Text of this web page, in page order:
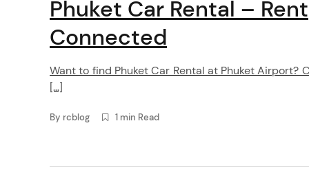
i
o
n
n
t
e
n
Phuket Car Rental – Rent
Connected
Want to find Phuket Car Rental at Phuket Airport?
[…]
By rcblog 1 min Read